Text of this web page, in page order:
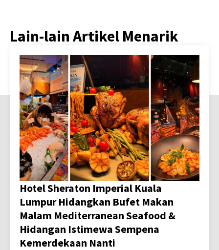
Lain-lain Artikel Menarik
Hotel Sheraton Imperial Kuala
Lumpur Hidangkan Bufet Makan
Malam Mediterranean Seafood &
Hidangan Istimewa Sempena
Kemerdekaan Nanti